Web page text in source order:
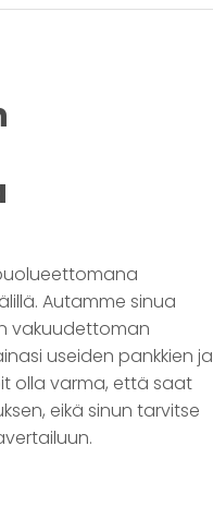
Autamme sinua
vakuudettoman
useiden pankkien ja
olla varma, että saat
eikä sinun tarvitse